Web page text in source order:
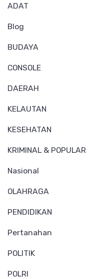
ADAT
Blog
BUDAYA
CONSOLE
DAERAH
KELAUTAN
KESEHATAN
KRIMINAL & POPULAR
Nasional
OLAHRAGA
PENDIDIKAN
Pertanahan
POLITIK
POLRI